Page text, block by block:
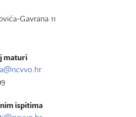
Gavrana 11
maturi
ispitima